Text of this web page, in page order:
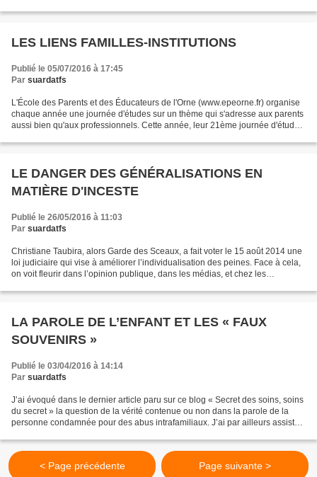
LES LIENS FAMILLES-INSTITUTIONS
Publié le 05/07/2016 à 17:45
Par suardatfs
L'École des Parents et des Éducateurs de l'Orne (www.epeorne.fr) organise
chaque année une journée d'études sur un thème qui s'adresse aux parents
aussi bien qu'aux professionnels. Cette année, leur 21ème journée d'études
LE DANGER DES GÉNÉRALISATIONS EN
MATIÈRE D'INCESTE
Publié le 26/05/2016 à 11:03
Par suardatfs
Christiane Taubira, alors Garde des Sceaux, a fait voter le 15 août 2014 une
loi judiciaire qui vise à améliorer l’individualisation des peines. Face à cela,
on voit fleurir dans l’opinion publique, dans les médias, et chez les
LA PAROLE DE L’ENFANT ET LES « FAUX
SOUVENIRS »
Publié le 03/04/2016 à 14:14
Par suardatfs
J’ai évoqué dans le dernier article paru sur ce blog « Secret des soins, soins
du secret » la question de la vérité contenue ou non dans la parole de la
personne condamnée pour des abus intrafamiliaux. J’ai par ailleurs assisté
< Page précédente Page suivante >